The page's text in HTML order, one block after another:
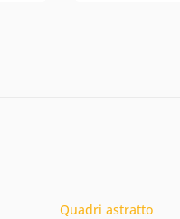
Quadri astratto